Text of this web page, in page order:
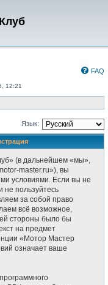
FAQ
12:21
Язык:
(в дальнейшем «мы»,
master.ru»), вы
условиями. Если вы не
не пользуйтесь
за собой право
всё возможное,
стороны было бы
на предмет
«Мотор Мастер
означает ваше